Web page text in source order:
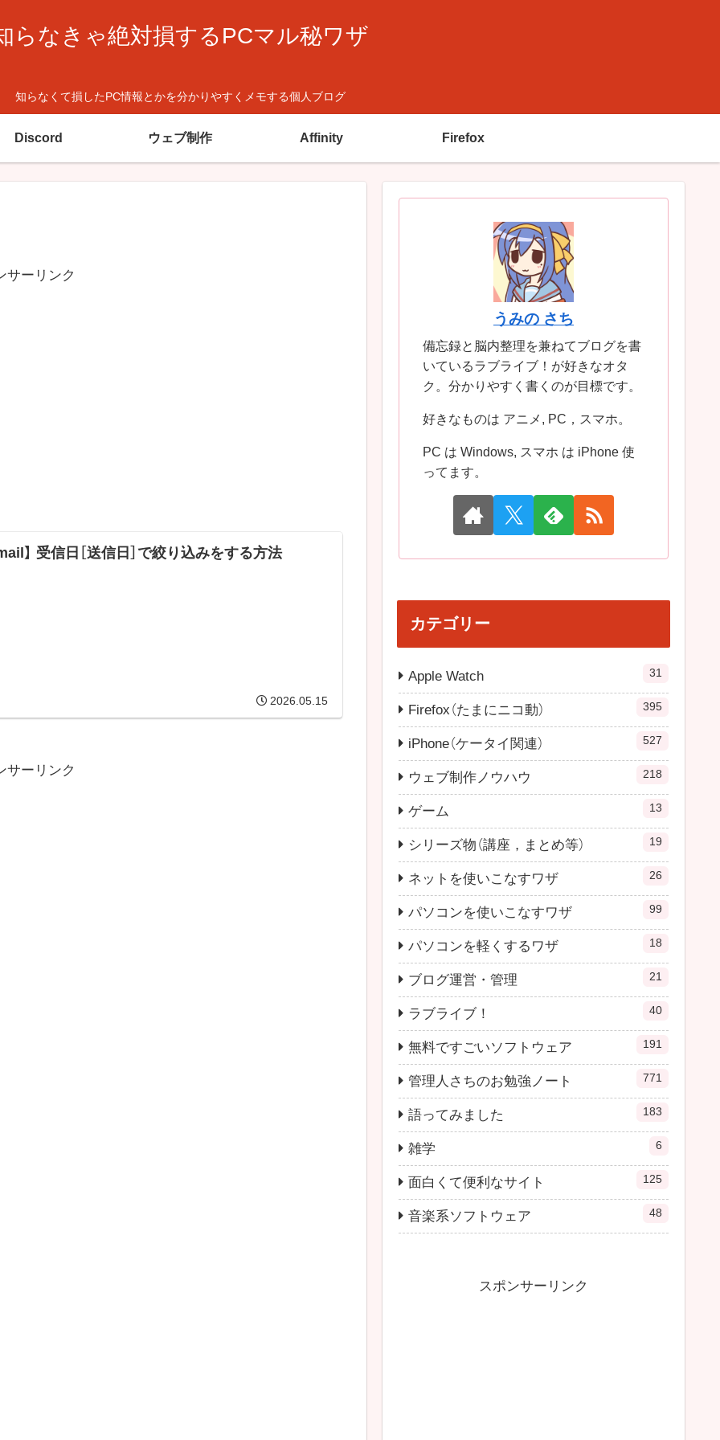
らなきゃ絶対損するPCマル秘ワザ
知らなくて損したPC情報とかを分かりやすくメモする個人ブログ
Discord ウェブ制作 Affinity Firefox
サーリンク
】 受信日［送信日］で絞り込みをする方法
2026.05.15
サーリンク
うみの さち
備忘録と脳内整理を兼ねてブログを書
いているラブライブ！が好きなオタ
ク。分かりやすく書くのが目標です。
好きなものは アニメ, PC，スマホ。
PC は Windows, スマホ は iPhone 使
ってます。
カテゴリー
Apple Watch 31
Firefox（たまにニコ動） 395
iPhone（ケータイ関連） 527
ウェブ制作ノウハウ 218
ゲーム 13
シリーズ物（講座，まとめ等） 19
ネットを使いこなすワザ 26
パソコンを使いこなすワザ 99
パソコンを軽くするワザ 18
ブログ運営・管理 21
ラブライブ！ 40
無料ですごいソフトウェア 191
管理人さちのお勉強ノート 771
語ってみました 183
雑学 6
面白くて便利なサイト 125
音楽系ソフトウェア 48
スポンサーリンク